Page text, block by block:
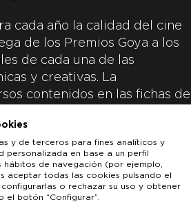
cada año la calidad del cine
de los Premios Goya a los
de cada una de las
y creativas. La
contenidos en las fichas de
y responsabilidad
las mismas.
y de terceros para fines analíticos y
personalizada en base a un perfil
de navegación (por ejemplo,
aceptar todas las cookies pulsando el
o rechazar su uso y obtener
el botón “Configurar”.